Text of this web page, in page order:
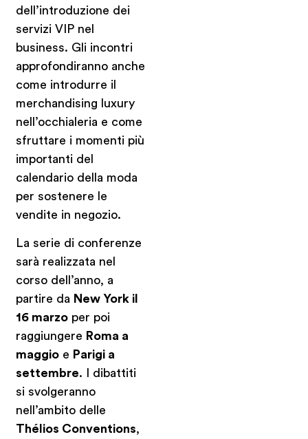
dell’introduzione dei
servizi VIP nel
business. Gli incontri
approfondiranno anche
come introdurre il
merchandising luxury
nell’occhialeria e come
sfruttare i momenti più
importanti del
calendario della moda
per sostenere le
vendite in negozio.
La serie di conferenze
sarà realizzata nel
corso dell’anno, a
partire da New York il
16 marzo per poi
raggiungere Roma a
maggio e Parigi a
settembre. I dibattiti
si svolgeranno
nell’ambito delle
Thélios Conventions,